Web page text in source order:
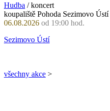
Hudba / koncert
koupaliště Pohoda Sezimovo Ústí
06.08.2026 od 19:00 hod.
Sezimovo Ústí
všechny akce >